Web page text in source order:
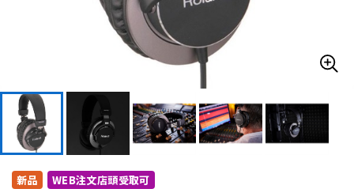
DJ機器 DTM
新品 WEB注文店頭受取可